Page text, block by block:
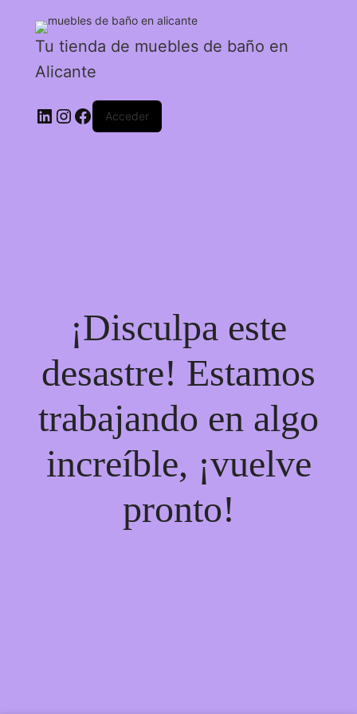
Tu tienda de muebles de baño en
Alicante
Acceder
¡Disculpa este
desastre! Estamos
trabajando en algo
increíble, ¡vuelve
pronto!